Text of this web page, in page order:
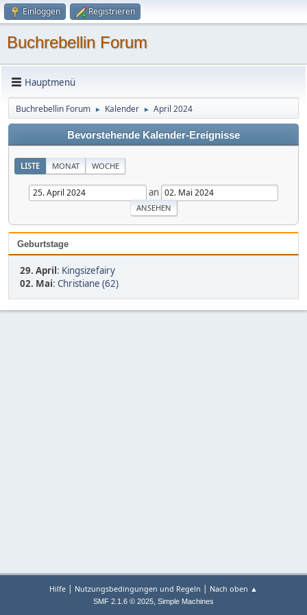
Einloggen Registrieren
Buchrebellin Forum
Hauptmenü
Buchrebellin Forum ► Kalender ► April 2024
Bevorstehende Kalender-Ereignisse
LISTE MONAT WOCHE
an
Geburtstage
29. April: Kingsizefairy
02. Mai: Christiane (62)
Hilfe | Nutzungsbedingungen und Regeln | Nach oben ▲
SMF 2.1.6 © 2025, Simple Machines